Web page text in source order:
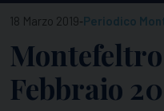
18 Marzo 2019-Periodico
Montefeltro
Febbraio